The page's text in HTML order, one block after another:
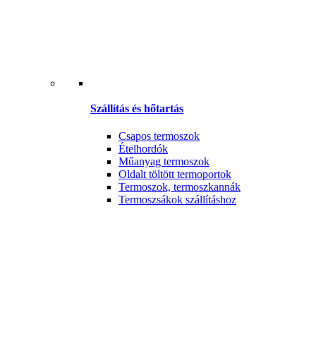
Szállítás és hőtartás
Csapos termoszok
Ételhordók
Műanyag termoszok
Oldalt töltött termoportok
Termoszok, termoszkannák
Termoszsákok szállításhoz